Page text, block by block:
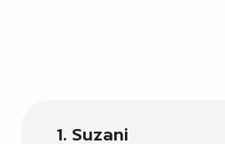
1. Suzani